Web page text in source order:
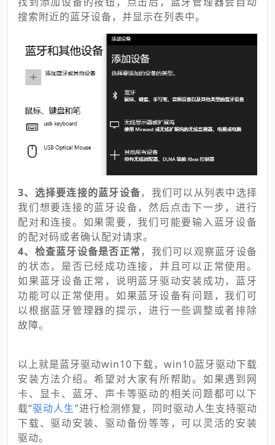
搜索附近的蓝牙设备，并显示在列表中。
3、选择要连接的蓝牙设备，我们可以从列表中选择
我们想要连接的蓝牙设备，然后点击下一步，进行
配对和连接。如果需要，我们可能要输入蓝牙设备
的配对码或者确认配对请求。
4、检查蓝牙设备是否正常，我们可以观察蓝牙设备
的状态，是否已经成功连接，并且可以正常使用。
如果蓝牙设备正常，说明蓝牙驱动安装成功，蓝牙
功能可以正常使用。如果蓝牙设备有问题，我们可
以根据蓝牙管理器的提示，进行一些调整或者排除
故障。
以上就是蓝牙驱动win10下载，win10蓝牙驱动下载
安装方法介绍。希望对大家有所帮助。如果遇到网
卡、显卡、蓝牙、声卡等驱动的相关问题都可以下
载“驱动人生”进行检测修复，同时驱动人生支持驱动
下载、驱动安装、驱动备份等等，可以灵活的安装
驱动。